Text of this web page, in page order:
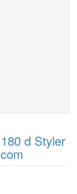
d Styler